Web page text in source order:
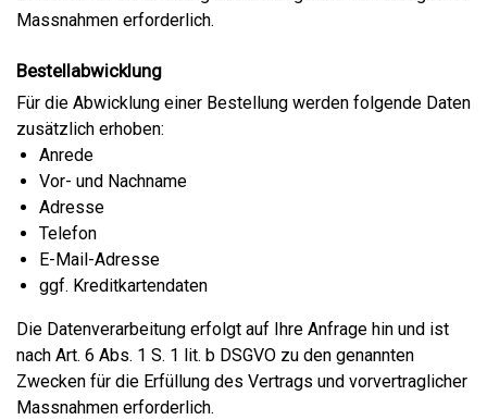
Massnahmen erforderlich.
Bestellabwicklung
Für die Abwicklung einer Bestellung werden folgende Daten
zusätzlich erhoben:
Anrede
Vor- und Nachname
Adresse
Telefon
E-Mail-Adresse
ggf. Kreditkartendaten
Die Datenverarbeitung erfolgt auf Ihre Anfrage hin und ist
nach Art. 6 Abs. 1 S. 1 lit. b DSGVO zu den genannten
Zwecken für die Erfüllung des Vertrags und vorvertraglicher
Massnahmen erforderlich.